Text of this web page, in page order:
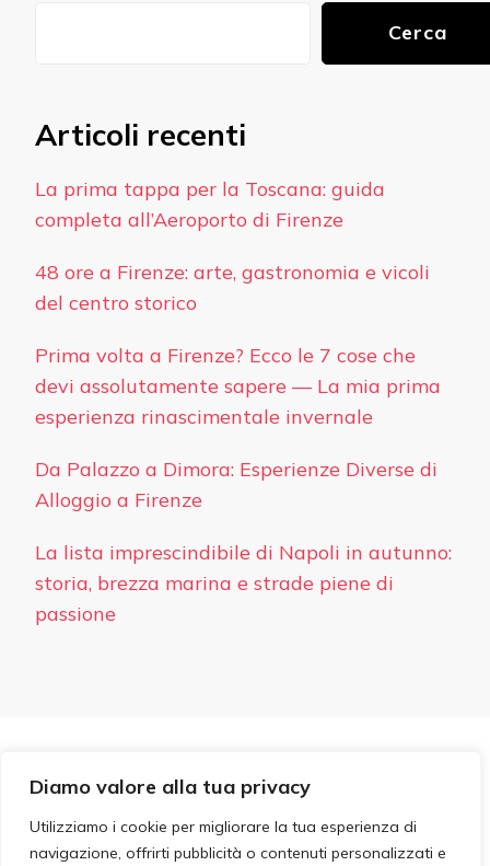
Diamo valore alla tua privacy
Utilizziamo i cookie per migliorare la tua esperienza di
navigazione, offrirti pubblicità o contenuti personalizzati e
Cerca
Articoli recenti
La prima tappa per la Toscana: guida
completa all’Aeroporto di Firenze
48 ore a Firenze: arte, gastronomia e vicoli
del centro storico
Prima volta a Firenze? Ecco le 7 cose che
devi assolutamente sapere — La mia prima
esperienza rinascimentale invernale
Da Palazzo a Dimora: Esperienze Diverse di
Alloggio a Firenze
La lista imprescindibile di Napoli in autunno:
storia, brezza marina e strade piene di
passione
Hotel Ideale
. Tutti i diritti riservati.
Blossom PinIt | Sviluppato daBlossom Themes. Powered
WordPress